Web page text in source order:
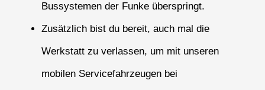
Bussystemen der Funke überspringt.
Zusätzlich bist du bereit, auch mal die
Werkstatt zu verlassen, um mit unseren
mobilen Servicefahrzeugen bei